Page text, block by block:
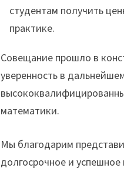
студентам получить
практике.
Совещание прошло в
уверенность в
математики.
Мы благодарим
долгосрочное и успешное